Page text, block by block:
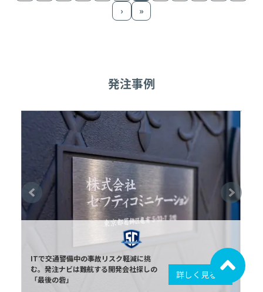
›
»
発注事例
ITで交通警備中の事故リスク軽減に挑
む。発注ナビは難航する開発会社探しの
「最後の砦」
詳しく見る